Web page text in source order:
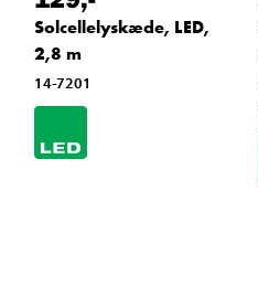
Solcellelyskæde, LED,
2,8 m
14-7201